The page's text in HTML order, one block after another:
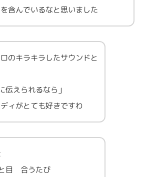
含んでいるなと思いました
のキラキラしたサウンドと
伝えられるなら」
ィがとても好きですわ
目 合うたび